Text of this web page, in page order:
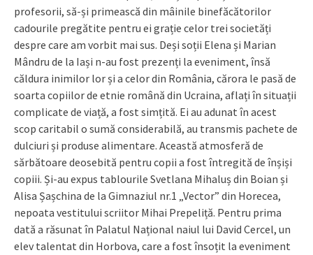
profesorii, să-și primească din mâinile binefăcătorilor
cadourile pregătite pentru ei grație celor trei societăți
despre care am vorbit mai sus. Deși soții Elena și Marian
Mândru de la Iași n-au fost prezenți la eveniment, însă
căldura inimilor lor și a celor din România, cărora le pasă de
soarta copiilor de etnie română din Ucraina, aflați în situații
complicate de viață, a fost simțită. Ei au adunat în acest
scop caritabil o sumă considerabilă, au transmis pachete de
dulciuri și produse alimentare. Această atmosferă de
sărbătoare deosebită pentru copii a fost întregită de înșiși
copiii. Și-au expus tablourile Svetlana Mihaluș din Boian și
Alisa Șașchina de la Gimnaziul nr.1 „Vector” din Horecea,
nepoata vestitului scriitor Mihai Prepeliță. Pentru prima
dată a răsunat în Palatul Național naiul lui David Cercel, un
elev talentat din Horbova, care a fost însoțit la eveniment